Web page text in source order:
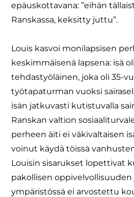
epäuskottavana: ”eihän
Ranskassa, keksitty juttu”.
Louis kasvoi monilapsisen
keskimmäisenä lapsena: isä
tehdastyöläinen, joka oli 35-
työtapaturman vuoksi
isän jatkuvasti kutistuvalla
Ranskan valtion
perheen äiti ei väkivaltaisen
voinut käydä töissä
Louisin sisarukset lopettivat
pakollisen oppivelvollisuuden
ympäristössä ei arvostettu